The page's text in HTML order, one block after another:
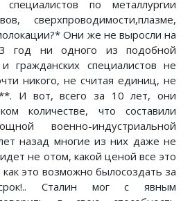
по металлургии
сверхпроводимости,плазме,
Они же не выросли на
год ни одного из подобной
гражданских специалистов не
никого, не считая единиц, не
И вот, всего за 10 лет, они
количестве, что составили
военно-индустриальной
назад многие из них даже не
не отом, какой ценой все это
как это возможно былосоздать за
Сталин мог с явным